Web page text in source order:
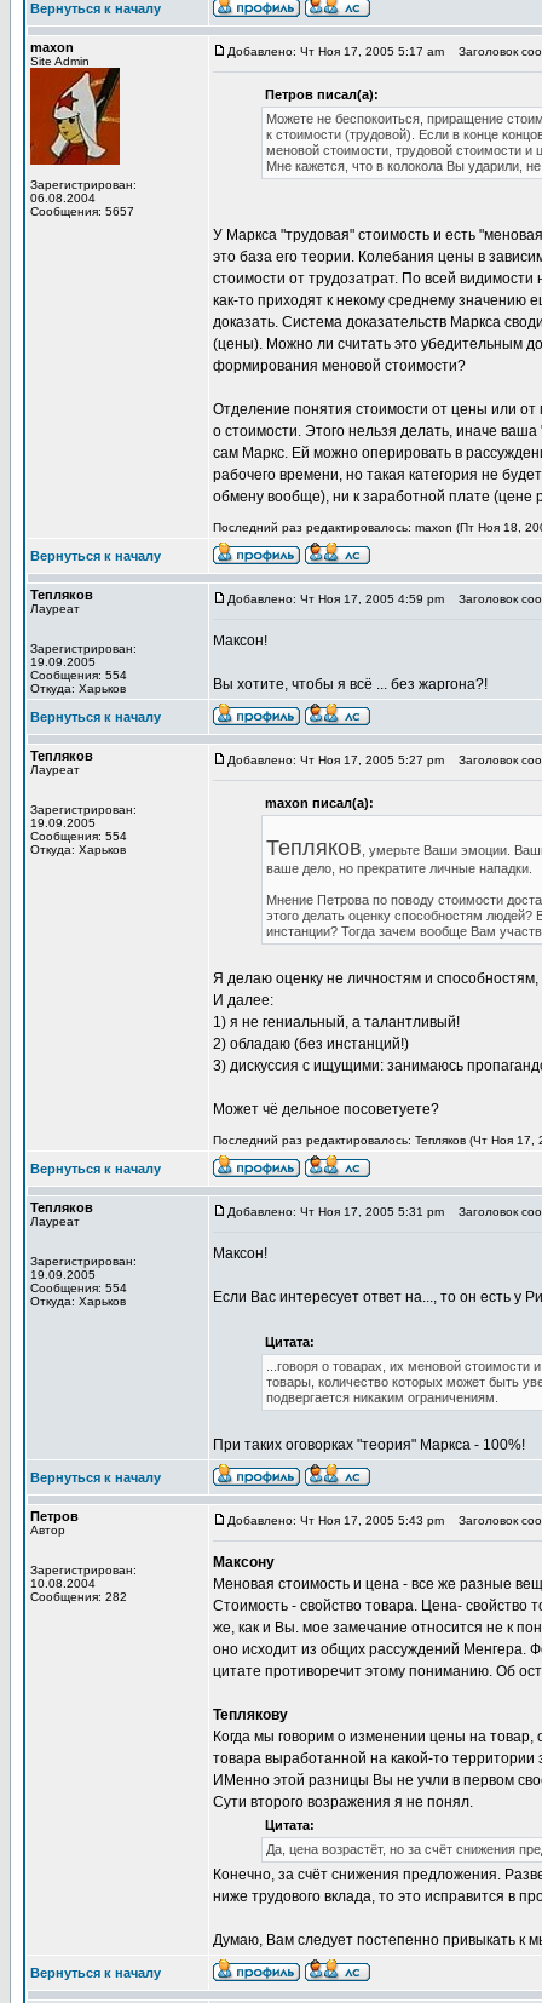
Вернуться к началу
maxon
Site Admin
Зарегистрирован:
06.08.2004
Сообщения: 5657
Добавлено: Чт Ноя 17, 2005 5:17 am Заголовок
Петров писал(а):
Можете не беспокоиться, приращение
к стоимости (трудовой). Если в конце
меновой стоимости, трудовой стоимости и
Мне кажется, что в колокола Вы ударили,
У Маркса "трудовая" стоимость и есть
это база его теории. Колебания цены в
стоимости от трудозатрат. По всей
как-то приходят к некому среднему значению
доказать. Система доказательств Маркса
(цены). Можно ли считать это убедительным
формирования меновой стоимости?
Отделение понятия стоимости от цены или
о стоимости. Этого нельзя делать, иначе
сам Маркс. Ей можно оперировать в
рабочего времени, но такая категория не
обмену вообще), ни к заработной плате (цене
Последний раз редактировалось: maxon (Пт Ноя 18,
Вернуться к началу
Тепляков
Лауреат
Зарегистрирован:
19.09.2005
Сообщения: 554
Откуда: Харьков
Добавлено: Чт Ноя 17, 2005 4:59 pm Заголовок
Максон!
Вы хотите, чтобы я всё ... без жаргона?!
Вернуться к началу
Тепляков
Лауреат
Зарегистрирован:
19.09.2005
Сообщения: 554
Откуда: Харьков
Добавлено: Чт Ноя 17, 2005 5:27 pm Заголовок
maxon писал(а):
Тепляков , умерьте Ваши эмоции.
ваше дело, но прекратите личные нападки.
Мнение Петрова по поводу стоимости
этого делать оценку способностям
инстанции? Тогда зачем вообще Вам
Я делаю оценку не личностям и
И далее:
1) я не гениальный, а талантливый!
2) обладаю (без инстанций!)
3) дискуссия с ищущими: занимаюсь
Может чё дельное посоветуете?
Последний раз редактировалось: Тепляков (Чт Ноя 17,
Вернуться к началу
Тепляков
Лауреат
Зарегистрирован:
19.09.2005
Сообщения: 554
Откуда: Харьков
Добавлено: Чт Ноя 17, 2005 5:31 pm Заголовок
Максон!
Если Вас интересует ответ на..., то он есть у
Цитата:
...говоря о товарах, их меновой
товары, количество которых может быть
подвергается никаким ограничениям.
При таких оговорках "теория" Маркса - 100%!
Вернуться к началу
Петров
Автор
Зарегистрирован:
10.08.2004
Сообщения: 282
Добавлено: Чт Ноя 17, 2005 5:43 pm Заголовок
Максону
Меновая стоимость и цена - все же разные
Стоимость - свойство товара. Цена-
же, как и Вы. мое замечание относится не к
оно исходит из общих рассуждений Менгера.
цитате противоречит этому пониманию. Об
Теплякову
Когда мы говорим о изменении цены на
товара выработанной на какой-то
ИМенно этой разницы Вы не учли в первом
Сути второго возражения я не понял.
Цитата:
Да, цена возрастёт, но за счёт снижения
Конечно, за счёт снижения предложения.
ниже трудового вклада, то это исправится в
Думаю, Вам следует постепенно привыкать к
Вернуться к началу